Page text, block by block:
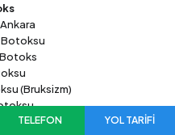
(Bruksizm)
TELEFON YOL TARİFİ